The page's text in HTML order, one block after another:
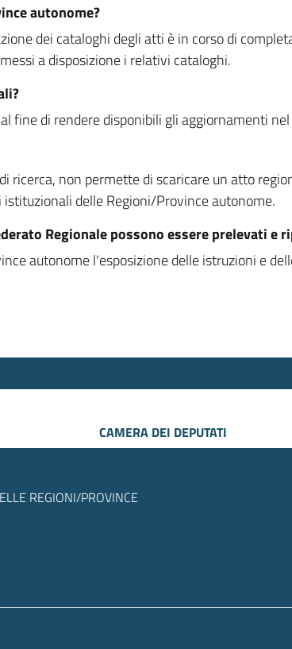
autonome?
dei cataloghi degli atti è in corso di
a disposizione i relativi cataloghi.
fine di rendere disponibili gli aggiornamenti
ricerca, non permette di scaricare un atto
delle Regioni/Province autonome.
Regionale possono essere prelevati e
autonome l'esposizione delle istruzioni e
CAMERA DEI DEPUTATI
REGIONI/PROVINCE